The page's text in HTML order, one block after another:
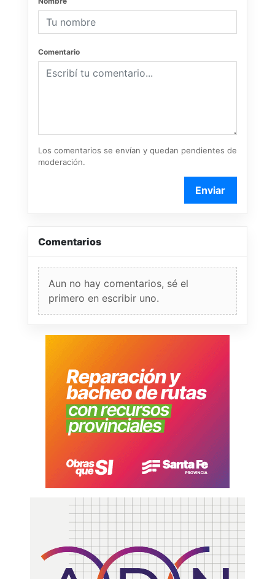
Comentario
Los comentarios se envían y quedan pendientes de
moderación.
Enviar
Comentarios
Aun no hay comentarios, sé el
primero en escribir uno.